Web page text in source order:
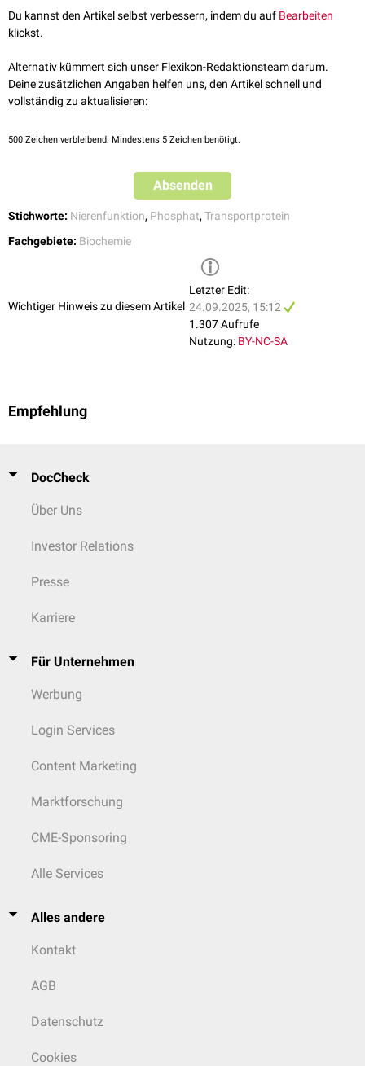
abgerufen am 30.04.2024
Du kannst den Artikel selbst verbessern, indem du auf Bearbeiten
klickst.
Alternativ kümmert sich unser Flexikon-Redaktionsteam darum.
Deine zusätzlichen Angaben helfen uns, den Artikel schnell und
vollständig zu aktualisieren:
500 Zeichen verbleibend. Mindestens 5 Zeichen benötigt.
Absenden
Stichworte: Nierenfunktion, Phosphat, Transportprotein
Fachgebiete: Biochemie
Wichtiger Hinweis zu diesem Artikel
Letzter Edit:
24.09.2025, 15:12
1.307 Aufrufe
Nutzung: BY-NC-SA
Empfehlung
DocCheck
Über Uns
Investor Relations
Presse
Karriere
Für Unternehmen
Werbung
Login Services
Content Marketing
Marktforschung
CME-Sponsoring
Alle Services
Alles andere
Kontakt
AGB
Datenschutz
Cookies